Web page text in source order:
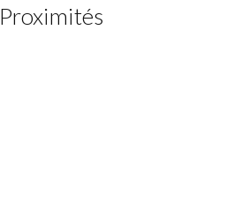
Proximités